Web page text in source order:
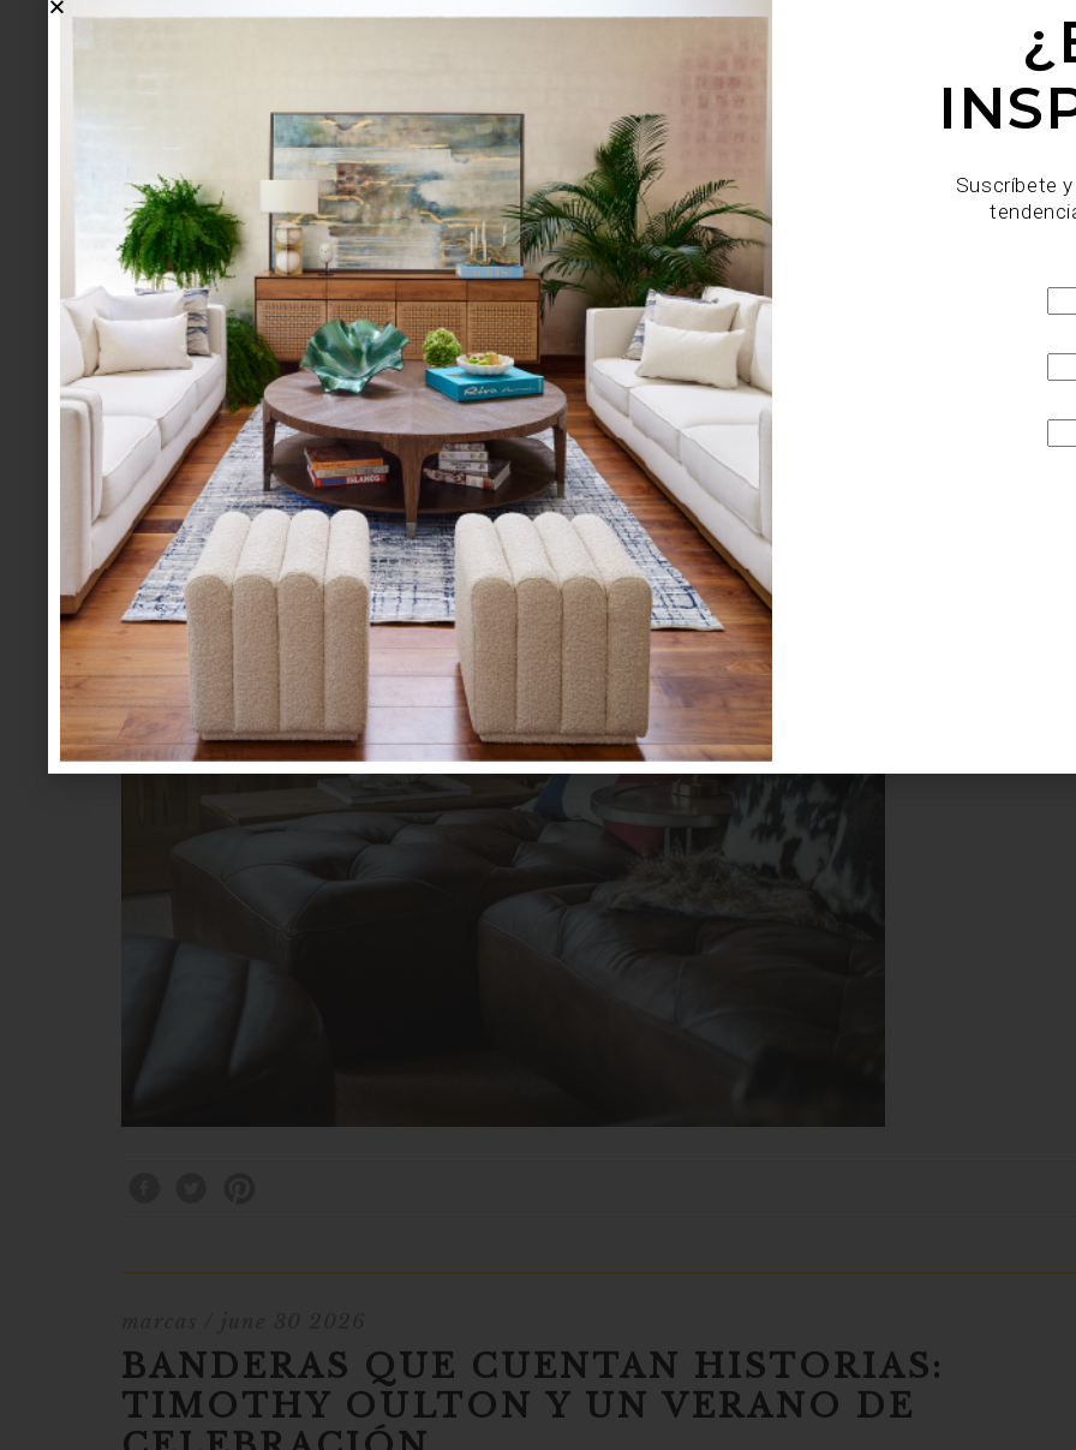
Además del mobiliario de Timothy Oulton, el estudio agregó piezas que aportaron muchísimas
encontramos desde metales, hasta cerámicas y fibras, que conviven de manera orgánica, logrando
espacio que invita a pasar tardes enteras sin importar la estación del año. ¿No te parece que ofrece
ideas para tus próximos proyectos?
BANDERAS QUE CUENTAN HISTORIAS:
TIMOTHY OULTON Y UN VERANO DE
Suscríbete